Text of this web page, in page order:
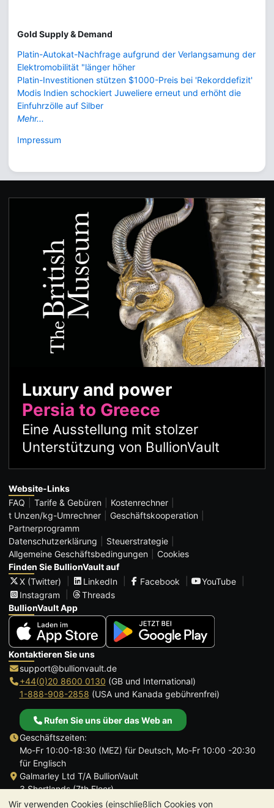
Wir verwenden Cookies (einschließlich Cookies von
Gold Supply & Demand
Platin-Autokat-Nachfrage aufgrund der Verlangsamung der
Elektromobilität "länger höher
Platin-Investitionen stützen $1000-Preis bei 'Rekorddefizit'
Modis Indien schockiert Juweliere erneut und erhöht die
Einfuhrzölle auf Silber
Mehr...
Impressum
Luxury and power
Persia to Greece
Eine Ausstellung mit stolzer
Unterstützung von BullionVault
Website-Links
FAQ
Tarife & Gebüren
Kostenrechner
t Unzen/kg-Umrechner
Geschäftskooperation
Partnerprogramm
Datenschutzerklärung
Steuerstrategie
Allgemeine Geschäftsbedingungen
Cookies
Finden Sie BullionVault auf
X (Twitter)
LinkedIn Facebook
YouTube
Instagram
Threads
BullionVault App
Kontaktieren Sie uns
support@bullionvault.de
+44(0)20 8600 0130 (GB und International)
1-888-908-2858 (USA und Kanada gebührenfrei)
Rufen Sie uns über das Web an
Geschäftszeiten:
Mo-Fr 10:00-18:30 (MEZ) für Deutsch, Mo-Fr 10:00 -20:30
für Englisch
Galmarley Ltd T/A BullionVault
3 Shortlands (7th Floor)
Hammersmith